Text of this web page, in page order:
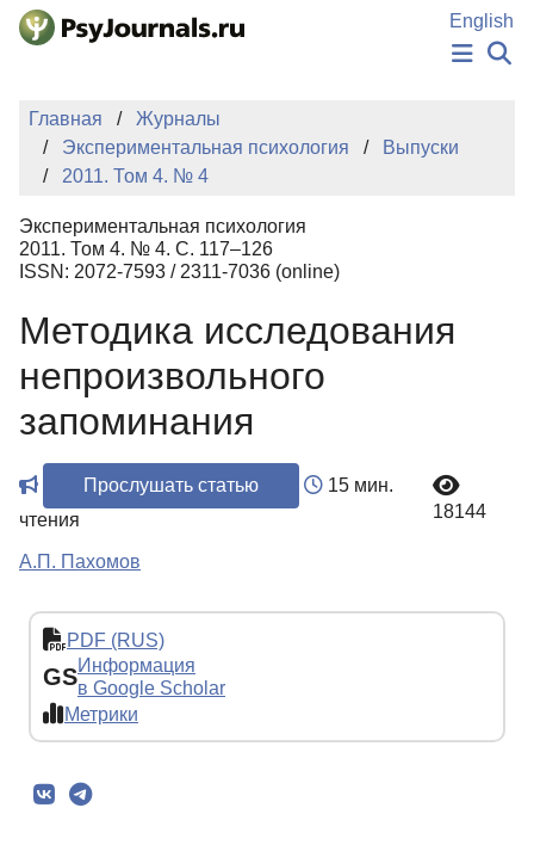
Перейти к основному содержанию
English
НОВОСТИ
КЛЮЧЕВЫЕ СЛОВА
Регистрация
Главная
Журналы
Экспериментальная психология
Выпуски
2011. Том 4. № 4
Экспериментальная психология
2011. Том 4. № 4. С. 117–126
ISSN: 2072-7593 / 2311-7036 (online)
Методика исследования
непроизвольного
запоминания
Прослушать статью
15 мин.
чтения
18144
А.П. Пахомов
PDF (RUS)
GSИнформация
в Google Scholar
Метрики